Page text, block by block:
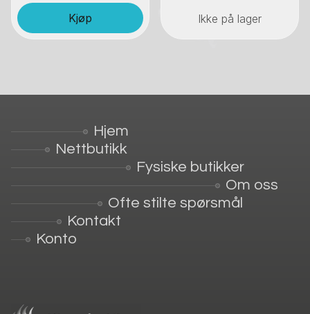
Kjøp Ikke på lager
Hjem
Nettbutikk
Fysiske butikker
Om oss
Ofte stilte spørsmål
Kontakt
Konto